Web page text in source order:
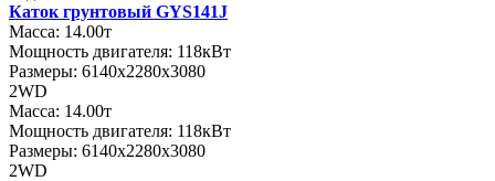
Каток грунтовый GYS141J
Масса: 14.00т
Мощность двигателя: 118кВт
Размеры: 6140х2280х3080
2WD
Масса: 14.00т
Мощность двигателя: 118кВт
Размеры: 6140х2280х3080
2WD